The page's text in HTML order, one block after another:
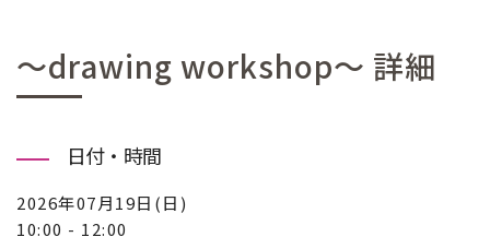
～drawing workshop～ 詳細
日付・時間
2026年07月19日(日)
10:00 - 12:00